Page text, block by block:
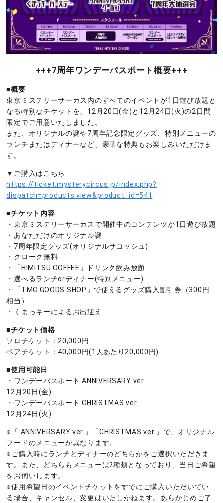
+++7周年ワンデーパスポート概要+++
■概要
東京ミステリーサーカス内のすべてのイベントが1日遊び放題と
なる特別なチケットを、12月20日(金)と12月24日(火)の2日間
限定でご用意いたしました。
また、オリジナルの謎や7周年記念限定グッズ、特別メニューの
ランチまたはディナーなど、豪華な特典もお楽しみいただけま
す。
▼ご購入はこちら
https://ticket.mysterycircus.jp/index.php?
dispatch=products.view&product_id=541
■チケット内容
・東京ミステリーサーカスで開催中のコンテンツが1日遊び放題
・あなただけのオリジナル謎
・7周年限定グッズ(オリジナルサコッシュ)
・クローク無料
・「HIMITSU COFFEE」ドリンク飲み放題
・選べるランチorディナー(特別メニュー)
・「TMC GOODS SHOP」で使えるグッズ購入割引券（300円
相当）
・くまっキーによるお出迎え
■チケット価格
ソロチケット：20,000円
ペアチケット：40,000円(1人あたり20,000円)
■使用可能日
・ワンデーパスポート ANNIVERSARY ver.
12月20日(金)
・ワンデーパスポート CHRISTMAS ver.
12月24日(火)
※「 ANNIVERSARY ver.」「CHRISTMAS ver.」で、オリジナル
フードのメニューが異なります。
※ご購入時にランチとディナーのどちらかをご選択いただきま
す。また、どちらもメニューは2種類となっており、当日ご希望
をお伺いします。
※使用希望日のイベントチケットをすでにご購入いただいてい
る場合、キャンセル、変更はいたしかねます。あらかじめご了